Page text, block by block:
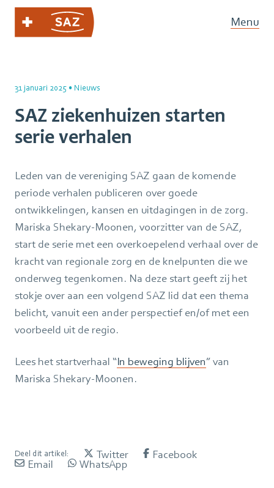
Menu
31 januari 2025 • Nieuws
SAZ ziekenhuizen starten
serie verhalen
Leden van de vereniging SAZ gaan de komende
periode verhalen publiceren over goede
ontwikkelingen, kansen en uitdagingen in de zorg.
Mariska Shekary-Moonen, voorzitter van de SAZ,
start de serie met een overkoepelend verhaal over de
kracht van regionale zorg en de knelpunten die we
onderweg tegenkomen. Na deze start geeft zij het
stokje over aan een volgend SAZ lid dat een thema
belicht, vanuit een ander perspectief en/of met een
voorbeeld uit de regio.
Lees het startverhaal “In beweging blijven” van
Mariska Shekary-Moonen.
Deel dit artikel: Twitter Facebook
Email WhatsApp